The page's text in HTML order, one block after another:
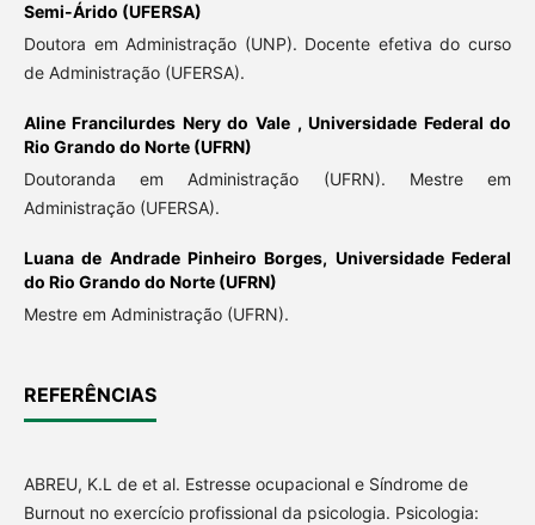
Semi-Árido (UFERSA)
Doutora em Administração (UNP). Docente efetiva do curso
de Administração (UFERSA).
Aline Francilurdes Nery do Vale ,Universidade Federal do
Rio Grando do Norte (UFRN)
Doutoranda em Administração (UFRN). Mestre em
Administração (UFERSA).
Luana de Andrade Pinheiro Borges, Universidade Federal
do Rio Grando do Norte (UFRN)
Mestre em Administração (UFRN).
REFERÊNCIAS
ABREU, K.L de et al. Estresse ocupacional e Síndrome de
Burnout no exercício profissional da psicologia. Psicologia: